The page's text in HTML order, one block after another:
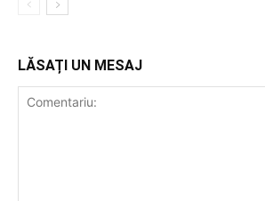
LĂSAȚI UN MESAJ